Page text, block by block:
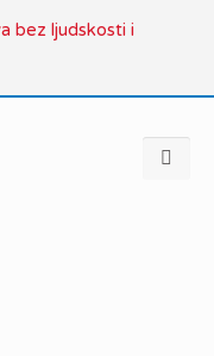
bez ljudskosti i